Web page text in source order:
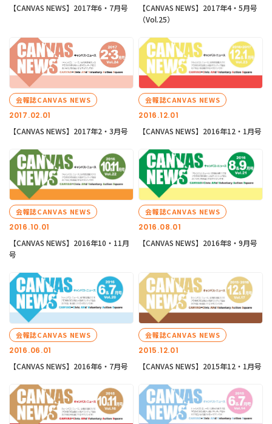
【CANVAS NEWS】2017年6・7月号
【CANVAS NEWS】2017年4・5月号
（Vol.25）
2017.02.01
会報誌CANVAS NEWS
【CANVAS NEWS】2017年2・3月号
2016.12.01
会報誌CANVAS NEWS
【CANVAS NEWS】2016年12・1月号
2016.10.01
会報誌CANVAS NEWS
【CANVAS NEWS】2016年10・11月
号
2016.08.01
会報誌CANVAS NEWS
【CANVAS NEWS】2016年8・9月号
2016.06.01
会報誌CANVAS NEWS
【CANVAS NEWS】2016年6・7月号
2015.12.01
会報誌CANVAS NEWS
【CANVAS NEWS】2015年12・1月号